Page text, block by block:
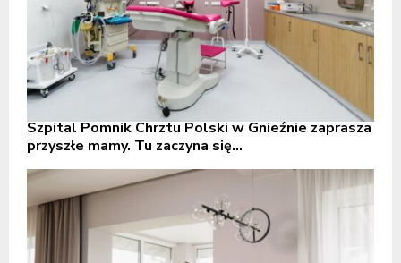
Szpital Pomnik Chrztu Polski w Gnieźnie zaprasza
przyszłe mamy. Tu zaczyna się...